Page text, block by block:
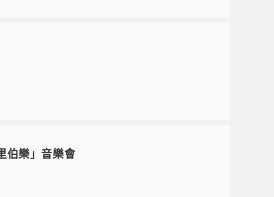
伯樂」音樂會